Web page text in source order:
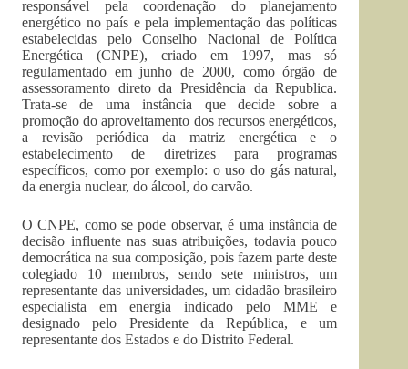
responsável pela coordenação do planejamento
energético no país e pela implementação das políticas
estabelecidas pelo Conselho Nacional de Política
Energética (CNPE), criado em 1997, mas só
regulamentado em junho de 2000, como órgão de
assessoramento direto da Presidência da Republica.
Trata-se de uma instância que decide sobre a
promoção do aproveitamento dos recursos energéticos,
a revisão periódica da matriz energética e o
estabelecimento de diretrizes para programas
específicos, como por exemplo: o uso do gás natural,
da energia nuclear, do álcool, do carvão.
O CNPE, como se pode observar, é uma instância de
decisão influente nas suas atribuições, todavia pouco
democrática na sua composição, pois fazem parte deste
colegiado 10 membros, sendo sete ministros, um
representante das universidades, um cidadão brasileiro
especialista em energia indicado pelo MME e
designado pelo Presidente da República, e um
representante dos Estados e do Distrito Federal.